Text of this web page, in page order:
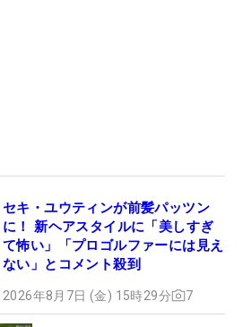
セキ・ユウティンが前髪パッツン
に！ 新ヘアスタイルに「美しすぎ
て怖い」「プロゴルファーには見え
ない」とコメント殺到
2026年8月7日 (金) 15時29分 7